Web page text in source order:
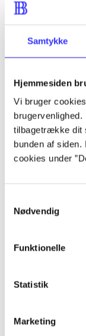
Samtykke
Hjemmesiden
Vi bruger
tilbagetrække dit
bunden af
cookies under
Nødvendig
Funktionelle
Statistik
Marketing
Alle
...
...
...
EA sports